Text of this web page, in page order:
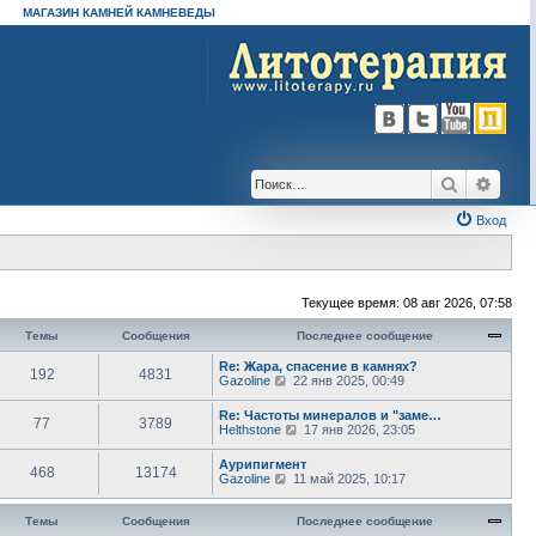
МАГАЗИН КАМНЕЙ КАМНЕВЕДЫ
Поиск
Вход
Текущее время: 08 авг 2026, 07:58
Темы Сообщения Последнее сообщение
192 4831
Re: Жара, спасение в камнях?
Gazoline
П
е
й
т
и
о
22 янв 2025, 00:49
77 3789
Re: Частоты минералов и "заме…
Helthstone
П
е
й
т
и
к
17 янв 2026, 23:05
468 13174
Аурипигмент
Gazoline
П
р
11 май 2025, 10:17
Темы Сообщения Последнее сообщение